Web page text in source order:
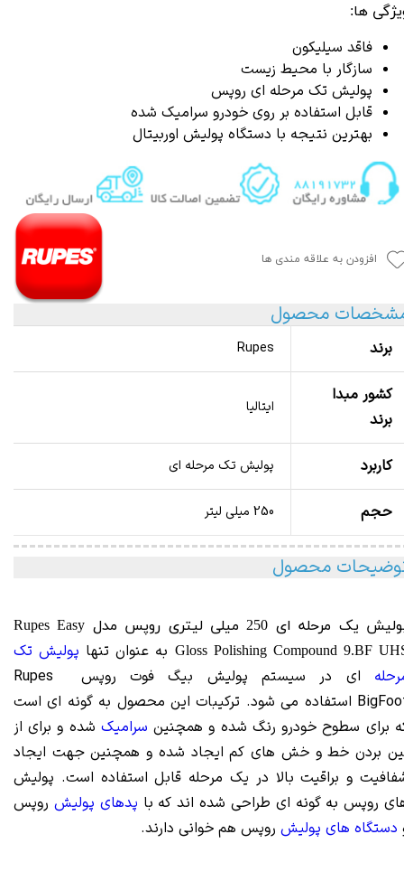
ها:
فاقد سیلیکون
سازگار با محیط زیست
پولیش تک مرحله ای روپس
قابل استفاده بر روی خودرو سرامیک شده
بهترین نتیجه با دستگاه پولیش اوربیتال
افزودن به علاقه مندی ها
محصول
برند Rupes
کشور مبدا
برند
ایتالیا
کاربرد پولیش تک مرحله ای
حجم 250 میلی لیتر
محصول
پولیش یک مرحله ای 250 میلی لیتری روپس مدل Rupes Easy
Gloss Polishing Compound 9.BF به عنوان تنها پولیش تک
ای در سیستم پولیش بیگ فوت روپس Rupes
BigFoot استفاده می شود. ترکیبات این محصول به گونه ای است
برای سطوح خودرو رنگ شده و همچنین سرامیک شده و برای از
بردن خط و خش های کم ایجاد شده و همچنین جهت ایجاد
و براقیت بالا در یک مرحله قابل استفاده است. پولیش
روپس به گونه ای طراحی شده اند که با پدهای پولیش روپس
دستگاه های پولیش روپس هم خوانی دارند.